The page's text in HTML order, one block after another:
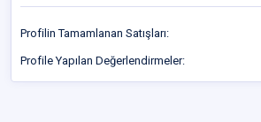
Profilin Tamamlanan Satışları:
Profile Yapılan Değerlendirmeler: